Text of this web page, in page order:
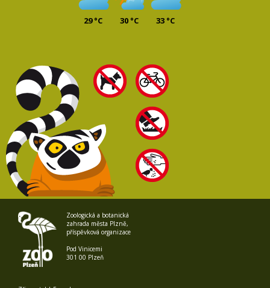
29 °C 30 °C 33 °C
Zoologická a botanická
zahrada města Plzně,
příspěvková organizace
Pod Vinicemi
301 00 Plzeň